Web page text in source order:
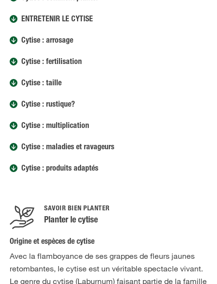
ENTRETENIR LE CYTISE
Cytise : arrosage
Cytise : fertilisation
Cytise : taille
Cytise : rustique?
Cytise : multiplication
Cytise : maladies et ravageurs
Cytise : produits adaptés
SAVOIR BIEN PLANTER
Planter le cytise
Origine et espèces de cytise
Avec la flamboyance de ses grappes de fleurs jaunes
retombantes, le cytise est un véritable spectacle vivant.
Le genre du cytise (Laburnum) faisant partie de la famille